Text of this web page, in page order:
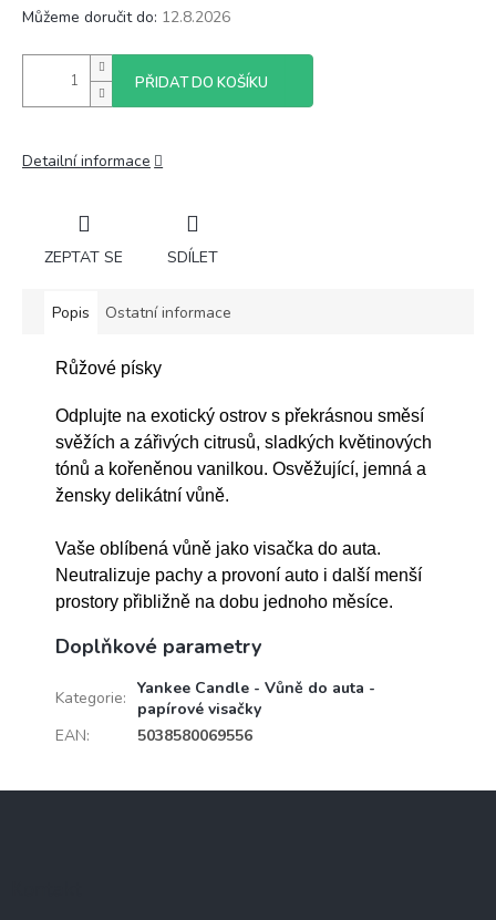
Můžeme doručit do: 12.8.2026
PŘIDAT DO KOŠÍKU
Detailní informace
ZEPTAT SE SDÍLET
Popis Ostatní informace
Růžové písky
Odplujte na exotický ostrov s překrásnou směsí
svěžích a zářivých citrusů, sladkých květinových
tónů a kořeněnou vanilkou. Osvěžující, jemná a
žensky delikátní vůně.
Vaše oblíbená vůně jako visačka do auta.
Neutralizuje pachy a provoní auto i další menší
prostory přibližně na dobu jednoho měsíce.
Doplňkové parametry
Kategorie: Yankee Candle - Vůně do auta -
papírové visačky
EAN: 5038580069556